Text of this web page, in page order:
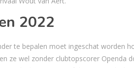
2022
te bepalen moet ingeschat worden
ze wel zonder clubtopscorer Openda